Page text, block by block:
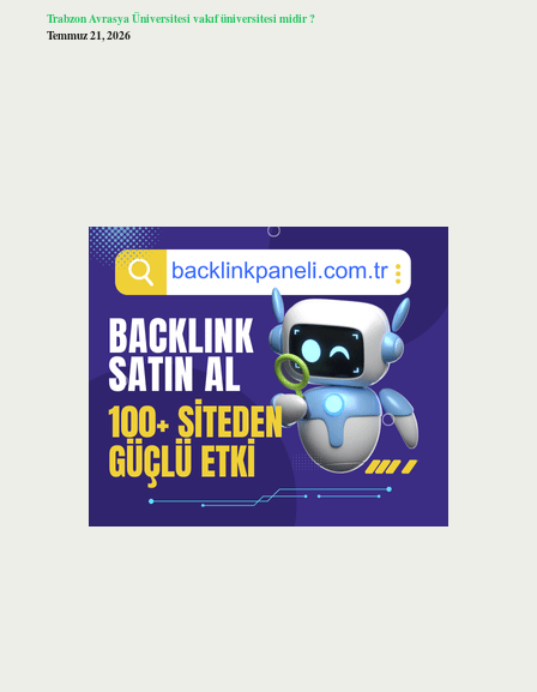
Trabzon Avrasya Üniversitesi vakıf üniversitesi midir ?
Temmuz 21, 2026